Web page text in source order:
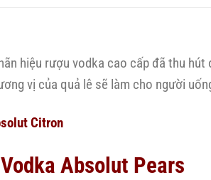
hiệu rượu vodka cao cấp đã thu
vị của quả lê sẽ làm cho người
Citron
Absolut Pears